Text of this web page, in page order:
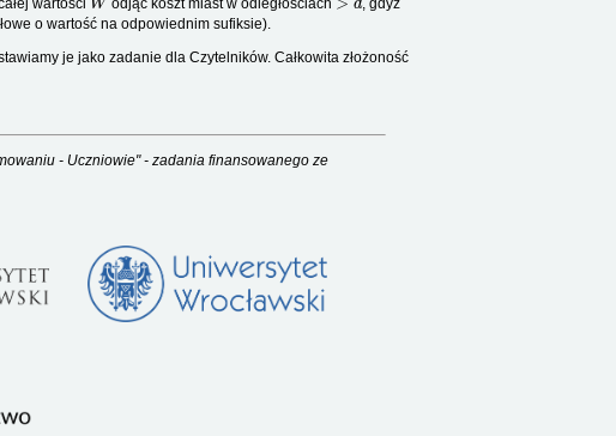
wartości odjąć koszt miast w odległościach
, gdyż
o wartość na odpowiednim sufiksie).
je jako zadanie dla Czytelników. Całkowita złożoność
- Uczniowie" - zadania finansowanego ze